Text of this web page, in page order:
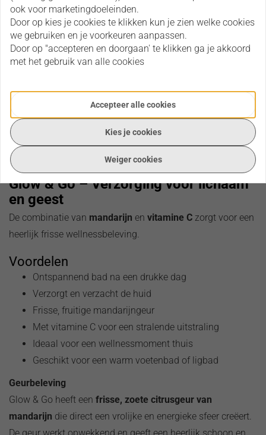
geeft. De toevoeging van vitamine C ondersteunt een frisse
uitstraling van de huid en laat deze heerlijk zacht
aanvoelen.
Epsomzout bestaat uit puurmagnesiumsulfaaten wordt al
jarenlang gebruikt tijdens ontspannende badrituelen. Een
warm bad met Epsomzout helpt vermoeide spieren
ontspannen en draagt bij aan een moment van rust en
welzijn.
Glow & Go – Verzorging voor lichaam
en geest
De combinatie van mandarijn en vitamine C zorgt voor een
heerlijk frisse wellnessbeleving.
Voordelen
Ontspannend bad na een drukke dag
Verzorgt en verzacht de huid
Frisse, fruitige mandarijngeur
Met vitamine C voor een stralende uitstraling
Ideaal voor een wellnessmoment thuis
Geschikt voor een warm voetenbad of ligbad
Geurbeleving
Glow & Go heeft een frisse, zoete citrusgeur van
mandarijn die direct een vrolijke en energieke sfeer creëert.
ook voor marketingdoeleinden.
Door op kies je cookies te klikken kun je zien welke cookies
we gebruiken en je voorkeuren aanpassen.
Door op "accepteren en doorgaan' te klikken ga je akkoord
met het gebruik van alle cookies
Accepteer alle cookies
Kies je cookies
Weiger cookies